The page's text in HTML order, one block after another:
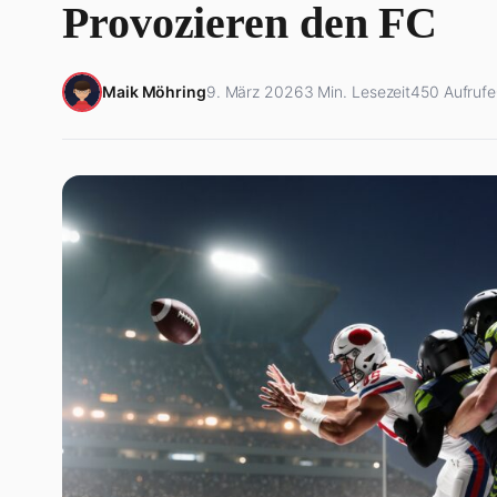
Provozieren den FC
Maik Möhring9. März 20263 Min. Lesezeit450 Aufrufe